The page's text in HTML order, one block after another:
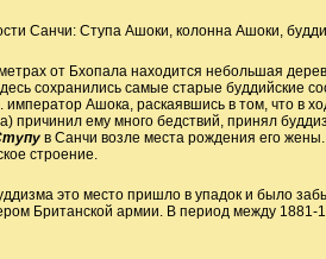
Санчи: Ступа Ашоки, колонна Ашоки,
от Бхопала находится небольшая
сохранились самые старые буддийские
император Ашока, раскаявшись в том, что в
причинил ему много бедствий, принял
в Санчи возле места рождения его
строение.
это место пришло в упадок и было
Британской армии. В период между 1881-